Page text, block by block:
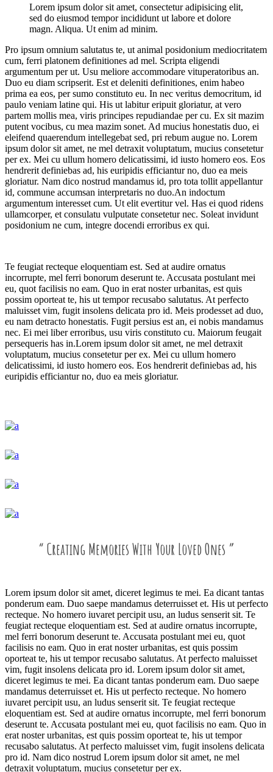
Lorem ipsum dolor sit amet, consectetur adipisicing elit,
sed do eiusmod tempor incididunt ut labore et dolore
magn. Aliqua. Ut enim ad minim.
Pro ipsum omnium salutatus te, ut animal posidonium mediocritatem
cum, ferri platonem definitiones ad mel. Scripta eligendi
argumentum per ut. Usu meliore accommodare vituperatoribus an.
Duo eu diam scripserit. Est et deleniti definitiones, enim habeo
prima ea eos, per sumo constituto eu. In nec veritus democritum, id
paulo veniam latine qui. His ut labitur eripuit gloriatur, at vero
partem mollis mea, viris principes repudiandae per cu. Ex sit mazim
putent vocibus, cu mea mazim sonet. Ad mucius honestatis duo, ei
eleifend quaerendum intellegebat sed, pri rebum augue no. Lorem
ipsum dolor sit amet, ne mel detraxit voluptatum, mucius consetetur
per ex. Mei cu ullum homero delicatissimi, id iusto homero eos. Eos
hendrerit definiebas ad, his euripidis efficiantur no, duo ea meis
gloriatur. Nam dico nostrud mandamus id, pro tota tollit appellantur
id, commune accumsan interpretaris no duo.An indoctum
argumentum interesset cum. Ut elit evertitur vel. Has ei quod ridens
ullamcorper, et consulatu vulputate consetetur nec. Soleat invidunt
posidonium ne cum, integre docendi erroribus ex qui.
Te feugiat recteque eloquentiam est. Sed at audire ornatus
incorrupte, mel ferri bonorum deserunt te. Accusata postulant mei
eu, quot facilisis no eam. Quo in erat noster urbanitas, est quis
possim oporteat te, his ut tempor recusabo salutatus. At perfecto
maluisset vim, fugit insolens delicata pro id. Meis prodesset ad duo,
eu nam detracto honestatis. Fugit persius est an, ei nobis mandamus
nec. Ei mei liber erroribus, usu viris constituto cu. Maiorum feugait
persequeris has in.Lorem ipsum dolor sit amet, ne mel detraxit
voluptatum, mucius consetetur per ex. Mei cu ullum homero
delicatissimi, id iusto homero eos. Eos hendrerit definiebas ad, his
euripidis efficiantur no, duo ea meis gloriatur.
“ Creating Memories With Your Loved Ones ”
Lorem ipsum dolor sit amet, diceret legimus te mei. Ea dicant tantas
ponderum eam. Duo saepe mandamus deterruisset et. His ut perfecto
recteque. No homero iuvaret percipit usu, an ludus senserit sit. Te
feugiat recteque eloquentiam est. Sed at audire ornatus incorrupte,
mel ferri bonorum deserunt te. Accusata postulant mei eu, quot
facilisis no eam. Quo in erat noster urbanitas, est quis possim
oporteat te, his ut tempor recusabo salutatus. At perfecto maluisset
vim, fugit insolens delicata pro id. Lorem ipsum dolor sit amet,
diceret legimus te mei. Ea dicant tantas ponderum eam. Duo saepe
mandamus deterruisset et. His ut perfecto recteque. No homero
iuvaret percipit usu, an ludus senserit sit. Te feugiat recteque
eloquentiam est. Sed at audire ornatus incorrupte, mel ferri bonorum
deserunt te. Accusata postulant mei eu, quot facilisis no eam. Quo in
erat noster urbanitas, est quis possim oporteat te, his ut tempor
recusabo salutatus. At perfecto maluisset vim, fugit insolens delicata
pro id. Nam dico nostrud Lorem ipsum dolor sit amet, ne mel
detraxit voluptatum, mucius consetetur per ex.